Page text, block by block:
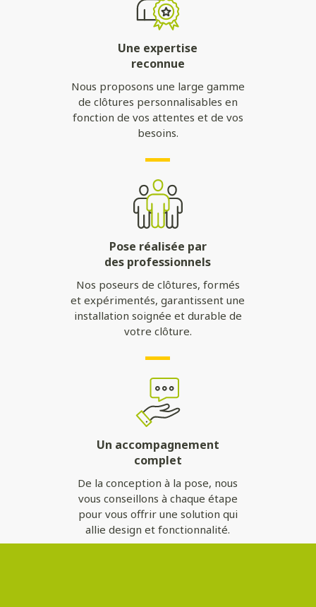
Une expertise
reconnue
Nous proposons une large gamme
de clôtures personnalisables en
fonction de vos attentes et de vos
besoins.
Pose réalisée par
des professionnels
Nos poseurs de clôtures, formés
et expérimentés, garantissent une
installation soignée et durable de
votre clôture.
Un accompagnement
complet
De la conception à la pose, nous
vous conseillons à chaque étape
pour vous offrir une solution qui
allie design et fonctionnalité.